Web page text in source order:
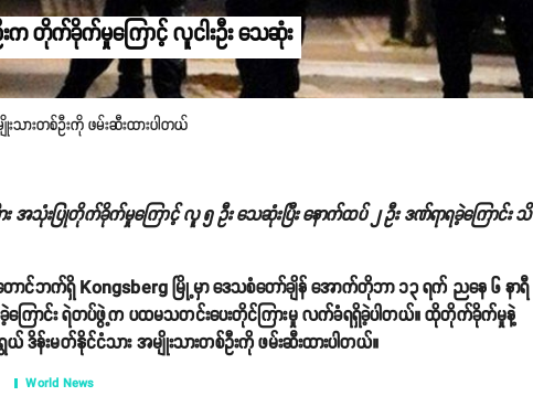
က တိုက်ခိုက်မှုကြောင့် လူငါးဦး သေဆုံး
ားတစ်ဦးကို ဖမ်းဆီးထားပါတယ်
း အသုံးပြုတိုက်ခိုက်မှုကြောင့် လူ ၅ ဦး သေဆုံးပြီး နောက်ထပ် ၂ ဦး ဒဏ်ရာရခဲ့ကြောင်း သိ
ာင်ဘက်ရှိ Kongsberg မြို့မှာ ဒေသစံတော်ချိန် အောက်တိုဘာ ၁၃ ရက် ညနေ ၆ နာရီ
ခဲ့ကြောင်း ရဲတပ်ဖွဲ့က ပထမသတင်းပေးတိုင်ကြားမှု လက်ခံရရှိခဲ့ပါတယ်။ ထိုတိုက်ခိုက်မှုနဲ့
းမတ်နိုင်ငံသား အမျိုးသားတစ်ဦးကို ဖမ်းဆီးထားပါတယ်။
World News